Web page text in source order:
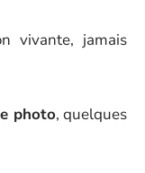
vivante, jamais
photo, quelques